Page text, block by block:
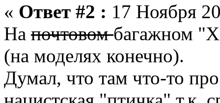
« Ответ #2 : 17 Ноября
На почтовомбагажном
(на моделях конечно).
Думал, что там что-то